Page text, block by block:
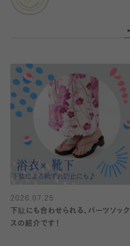
2026.07.25
下駄にも合わせられる、パーツソック
スの紹介です！